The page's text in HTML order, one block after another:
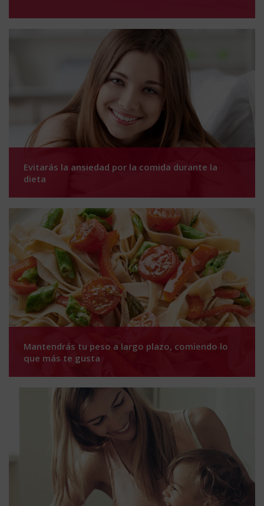
Evitarás la ansiedad por la comida durante la
dieta
Mantendrás tu peso a largo plazo, comiendo lo
que más te gusta